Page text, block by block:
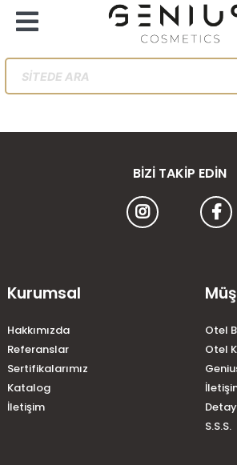
BIZI TAKIP EDIN
Kurumsal
Hakkımızda
Referanslar
Sertifikalarımız
Katalog
İletişim
Otel
Otel
S.S.S.